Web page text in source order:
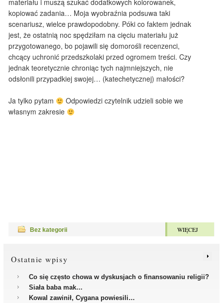
kopiować zadania… Moja wyobraźnia podsuwa taki
scenariusz, wielce prawdopodobny. Póki co faktem jednak
jest, że ostatnią noc spędziłam na cięciu materiału już
przygotowanego, bo pojawili się domorośli recenzenci,
chcący uchronić przedszkolaki przed ogromem treści. Czy
jednak teoretycznie chroniąc tych najmniejszych, nie
odsłonili przypadkiej swojej… (katechetycznej) małości?
Ja tylko pytam
Odpowiedzi czytelnik udzieli sobie we
własnym zakresie
Bez kategorii WIĘCEJ
Ostatnie wpisy
Co się często chowa w dyskusjach o finansowaniu religii?
Siała baba mak…
Kowal zawinił, Cygana powiesili…